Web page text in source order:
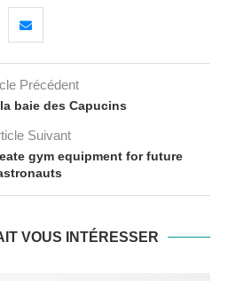
Précédent
baie des Capucins
Suivant
gym equipment for future
VOUS INTÉRESSER